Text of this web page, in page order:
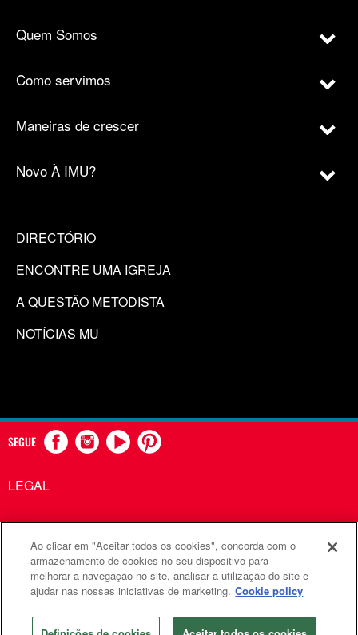
Quem Somos
Como servimos
Maneiras de crescer
Novo À IMU?
DIRECTÓRIO
ENCONTRE UMA IGREJA
A QUESTÃO METODISTA
NOTÍCIAS MU
SEGUE
LEGAL
Comunicações Metodistas Unidas é uma agência da Igreja
Metodista Unida
©2026 Comunicações Metodistas Unidas. Todos os direitos
reservados
Ao clicar em "Aceitar todos os cookies", concorda com o
armazenamento de cookies no seu dispositivo para
melhorar a navegação no site, analisar a utilização do site e
ajudar nas nossas iniciativas de marketing. Cookie policy